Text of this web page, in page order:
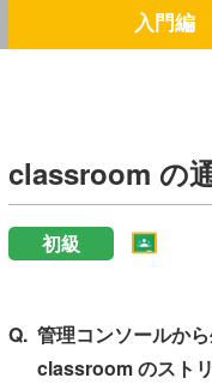
入門編
classroom の
初級
管理コンソールか
classroom のスト